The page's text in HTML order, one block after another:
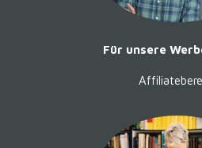
Für unsere